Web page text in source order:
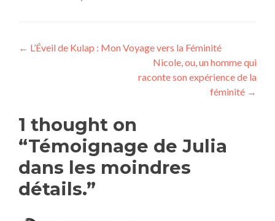
Navigation
← L’Éveil de Kulap : Mon Voyage vers la Féminité
Nicole, ou, un homme qui
raconte son expérience de la
féminité →
1 thought on
“Témoignage de Julia
dans les moindres
détails.”